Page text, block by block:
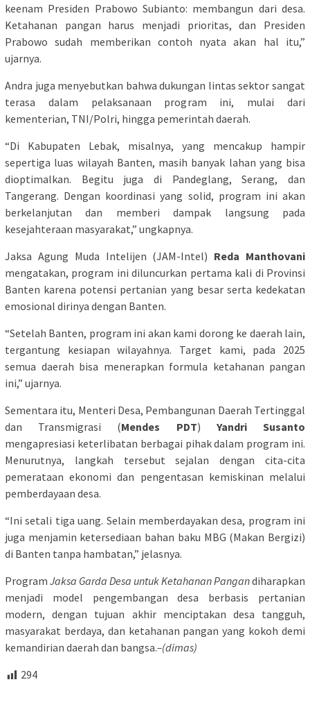
keenam Presiden Prabowo Subianto: membangun dari desa.
Ketahanan pangan harus menjadi prioritas, dan Presiden
Prabowo sudah memberikan contoh nyata akan hal itu,”
ujarnya.
Andra juga menyebutkan bahwa dukungan lintas sektor sangat
terasa dalam pelaksanaan program ini, mulai dari
kementerian, TNI/Polri, hingga pemerintah daerah.
“Di Kabupaten Lebak, misalnya, yang mencakup hampir
sepertiga luas wilayah Banten, masih banyak lahan yang bisa
dioptimalkan. Begitu juga di Pandeglang, Serang, dan
Tangerang. Dengan koordinasi yang solid, program ini akan
berkelanjutan dan memberi dampak langsung pada
kesejahteraan masyarakat,” ungkapnya.
Jaksa Agung Muda Intelijen (JAM-Intel) Reda Manthovani
mengatakan, program ini diluncurkan pertama kali di Provinsi
Banten karena potensi pertanian yang besar serta kedekatan
emosional dirinya dengan Banten.
“Setelah Banten, program ini akan kami dorong ke daerah lain,
tergantung kesiapan wilayahnya. Target kami, pada 2025
semua daerah bisa menerapkan formula ketahanan pangan
ini,” ujarnya.
Sementara itu, Menteri Desa, Pembangunan Daerah Tertinggal
dan Transmigrasi (Mendes PDT) Yandri Susanto
mengapresiasi keterlibatan berbagai pihak dalam program ini.
Menurutnya, langkah tersebut sejalan dengan cita-cita
pemerataan ekonomi dan pengentasan kemiskinan melalui
pemberdayaan desa.
“Ini setali tiga uang. Selain memberdayakan desa, program ini
juga menjamin ketersediaan bahan baku MBG (Makan Bergizi)
di Banten tanpa hambatan,” jelasnya.
Program Jaksa Garda Desa untuk Ketahanan Pangandiharapkan
menjadi model pengembangan desa berbasis pertanian
modern, dengan tujuan akhir menciptakan desa tangguh,
masyarakat berdaya, dan ketahanan pangan yang kokoh demi
kemandirian daerah dan bangsa.–(dimas)
294